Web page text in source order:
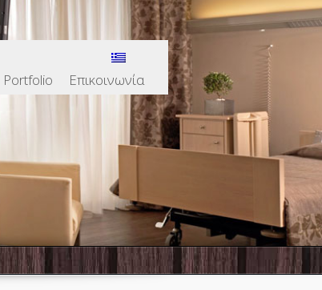
Portfolio Επικοινωνία